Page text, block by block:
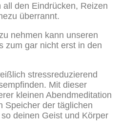
den Eindrücken, Reizen
überrannt.
nehmen kann unseren
zum gar nicht erst in den
stressreduzierend
Mit dieser
kleinen Abendmeditation
Speicher der täglichen
deinen Geist und Körper